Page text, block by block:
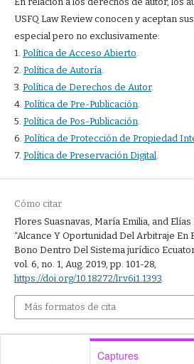
USFQ Law Review conocen y aceptan
especial pero no exclusivamente:
1. Política de Acceso Abierto
2. Política de Autoría
3. Política de Derechos de Autor.
4. Política de Pre-Publicación
5. Política de Pos-Publicación
6. Política de Protección de Propiedad
7. Política de Preservación Digital
Cómo citar
Flores Suasnavas, María Emilia, and
“Alcance Y Oportunidad Del Arbitraje En
Bono Dentro Del Sistema jurídico
vol. 6, no. 1, Aug. 2019, pp. 101-28,
https://doi.org/10.18272/lr.v6i1.1393.
Más formatos de cita
Captures